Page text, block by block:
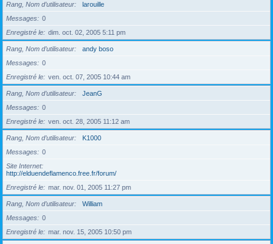
Rang, Nom d’utilisateur
larouille
Messages
0
Enregistré le
dim. oct. 02, 2005 5:11 pm
Rang, Nom d’utilisateur
andy boso
Messages
0
Enregistré le
ven. oct. 07, 2005 10:44 am
Rang, Nom d’utilisateur
JeanG
Messages
0
Enregistré le
ven. oct. 28, 2005 11:12 am
Rang, Nom d’utilisateur
K1000
Messages
0
Site Internet
http://elduendeflamenco.free.fr/forum/
Enregistré le
mar. nov. 01, 2005 11:27 pm
Rang, Nom d’utilisateur
William
Messages
0
Enregistré le
mar. nov. 15, 2005 10:50 pm